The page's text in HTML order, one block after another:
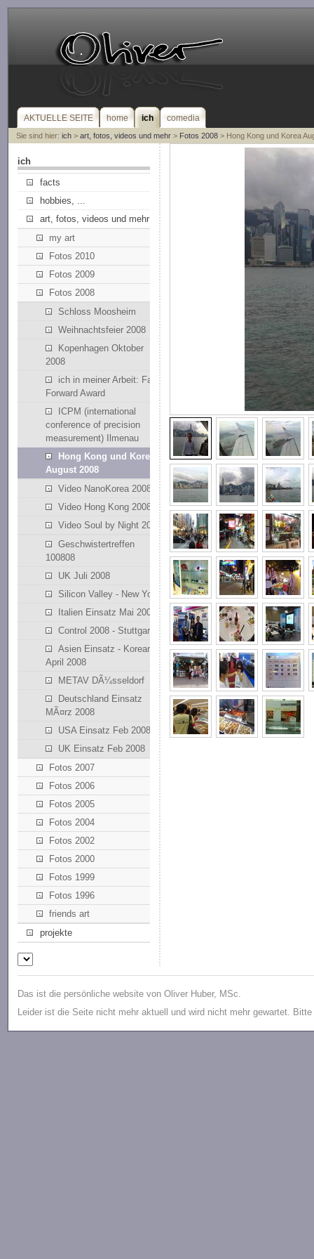
AKTUELLE SEITE home ich comedia
Sie sind hier: ich> art, fotos, videos und mehr> Fotos 2008> Hong Kong und Korea
ich
facts
hobbies, ...
art, fotos, videos und mehr
my art
Fotos 2010
Fotos 2009
Fotos 2008
Schloss Moosheim
Weihnachtsfeier 2008
Kopenhagen Oktober
2008
ich in meiner Arbeit: Fast
Forward Award
ICPM (international
conference of precision
measurement) Ilmenau
Hong Kong und Korea
August 2008
Video NanoKorea 2008
Video Hong Kong 2008
Video Soul by Night 2008
Geschwistertreffen
100808
UK Juli 2008
Silicon Valley - New York
Italien Einsatz Mai 2008
Control 2008 - Stuttgart
Asien Einsatz - Korean
April 2008
METAV DÃ¼sseldorf
Deutschland Einsatz
MÃ¤rz 2008
USA Einsatz Feb 2008
UK Einsatz Feb 2008
Fotos 2007
Fotos 2006
Fotos 2005
Fotos 2004
Fotos 2002
Fotos 2000
Fotos 1999
Fotos 1996
friends art
projekte
Das ist die persönliche website von Oliver Huber, MSc.
Leider ist die Seite nicht mehr aktuell und wird nicht mehr gewartet.